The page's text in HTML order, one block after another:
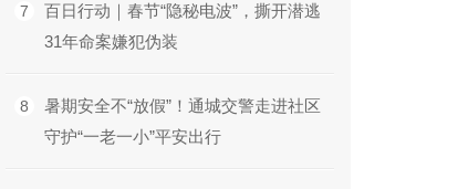
7
百日行动｜春节“隐秘电波”，撕开潜逃
31年命案嫌犯伪装
8
暑期安全不“放假”！通城交警走进社区
守护“一老一小”平安出行